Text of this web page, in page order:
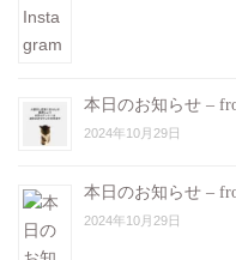
本日のお知らせ –
2024年10月29日
本日のお知らせ –
2024年10月29日